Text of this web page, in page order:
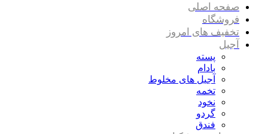
صفحه اصلی
فروشگاه
تخفیف های امروز
آجیل
پسته
بادام
آجیل های مخلوط
تخمه
نخود
گردو
فندق